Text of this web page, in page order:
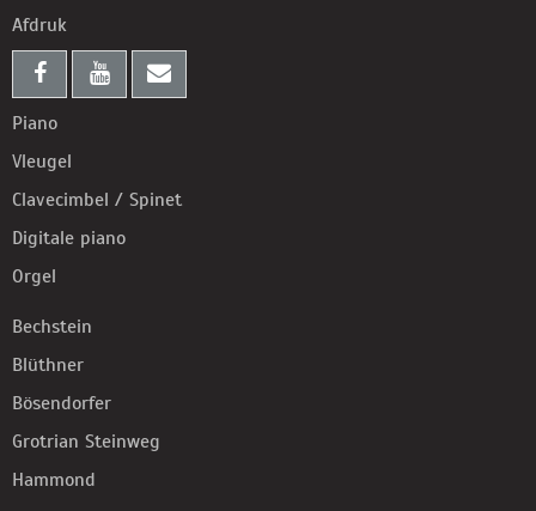
Afdruk
Piano
Vleugel
Clavecimbel / Spinet
Digitale piano
Orgel
Bechstein
Blüthner
Bösendorfer
Grotrian Steinweg
Hammond